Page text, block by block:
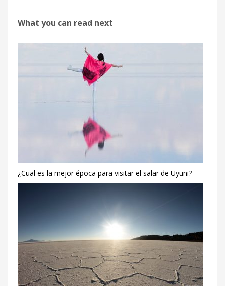
What you can read next
¿Cual es la mejor época para visitar el salar de Uyuni?